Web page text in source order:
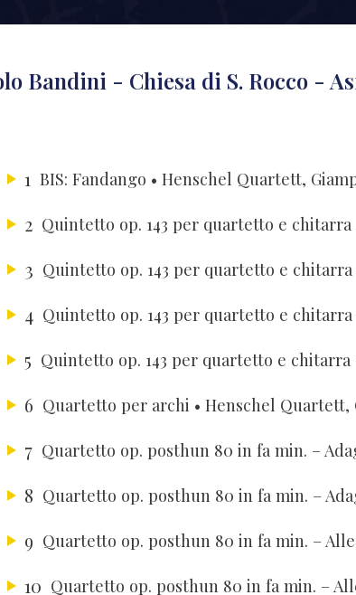
Bandini - Chiesa di S. Rocco -
1 BIS: Fandango • Henschel Quartett,
2 Quintetto op. 143 per quartetto e
3
4 Quintetto op. 143 per quartetto e
5 Quintetto op. 143 per quartetto e
6 Quartetto per archi • Henschel Quartett,
7 Quartetto op. posthun 80 in fa min. –
8 Quartetto op. posthun 80 in fa min. –
9 Quartetto op. posthun 80 in fa min. –
10 Quartetto op. posthun 80 in fa min. –